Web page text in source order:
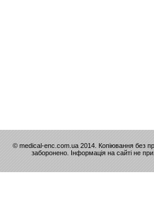
© medical-enc.com.ua 2014. Копіювання без
заборонено. Інформація на сайті не